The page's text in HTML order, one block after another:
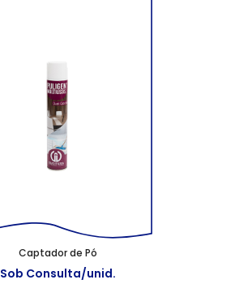
Captador de Pó
Sob Consulta/unid.